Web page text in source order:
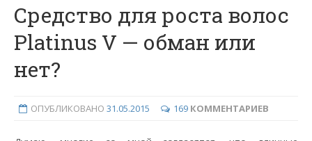
Средство для роста волос
Platinus V — обман или
нет?
ОПУБЛИКОВАНО 31.05.2015 169 КОММЕНТАРИЕВ